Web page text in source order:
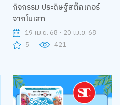
กิจกรรม ประดิษฐ์สติ๊กเกอร์
จากโมเสท
19 เม.ย. 68 - 20 เม.ย. 68
5
421